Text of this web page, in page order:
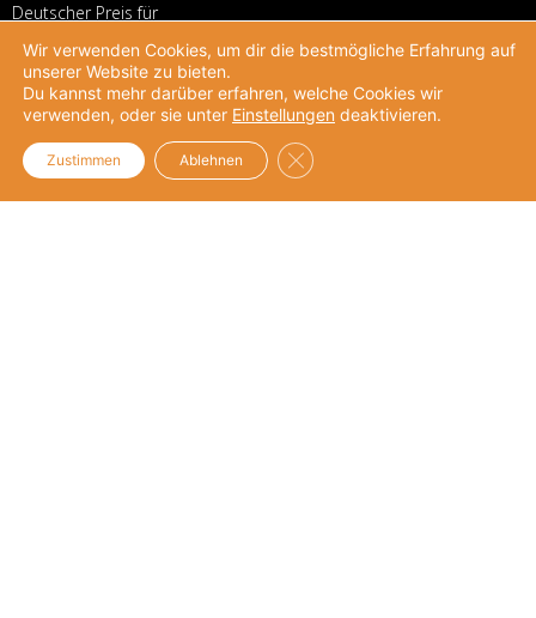
Deutscher Preis für
Helpdesk
Unternehmensengagement
UPJ-Netzwerk
Unternehmensnetzwerk
Wir verwenden Cookies, um dir die bestmögliche Erfahrung auf
unserer Website zu bieten.
Du kannst mehr darüber erfahren, welche Cookies wir
verwenden, oder sie unter Einstellungen deaktivieren.
Zustimmen Ablehnen GDPR Cookie-Banner